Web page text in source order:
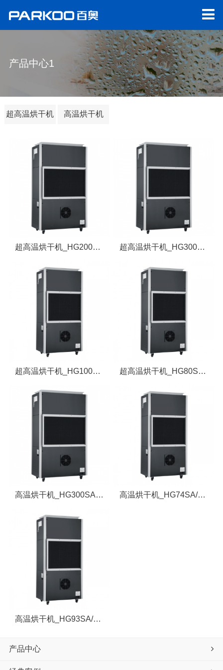
百奥除湿机
产品中心1
超高温烘干机 高温烘干机
超高温烘干机_HG200SAP/SN 超高温烘干机_HG300SAP/SN
超高温烘干机_HG100SAP/SN 超高温烘干机_HG80SAP/SN
高温烘干机_HG300SA/SN 高温烘干机_HG74SA/SN
高温烘干机_HG93SA/SN
产品中心